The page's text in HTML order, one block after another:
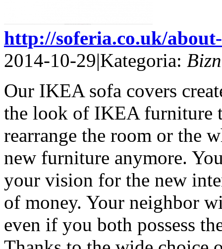
http://soferia.co.uk/
2014-10-29|Kategoria:
Our IKEA sofa covers
the look of IKEA furniture
rearrange the room or the
new furniture anymore.
your vision for the new
of money. Your neighbor
even if you both possess